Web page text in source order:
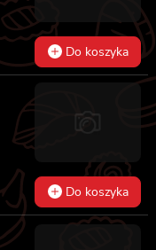
Do koszyka
Do koszyka